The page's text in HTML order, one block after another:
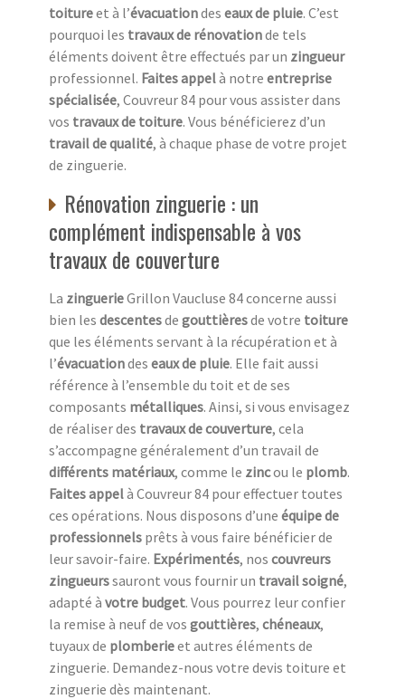
toitureet à l’évacuationdes eaux de pluie. C’est
pourquoi les travaux de rénovationde tels
éléments doivent être effectués par un zingueur
professionnel. Faites appelà notre entreprise
spécialisée, Couvreur 84 pour vous assister dans
vos travaux de toiture. Vous bénéficierez d’un
travail de qualité, à chaque phase de votre projet
de zinguerie.
Rénovation zinguerie : un
complément indispensable à vos
travaux de couverture
La zinguerieGrillon Vaucluse 84 concerne aussi
bien les descentesde gouttièresde votre toiture
que les éléments servant à la récupération et à
l’évacuationdes eaux de pluie. Elle fait aussi
référence à l’ensemble du toit et de ses
composants métalliques. Ainsi, si vous envisagez
de réaliser des travaux de couverture, cela
s’accompagne généralement d’un travail de
différents matériaux, comme le zincou le plomb.
Faites appelà Couvreur 84 pour effectuer toutes
ces opérations. Nous disposons d’une équipe de
professionnels prêts à vous faire bénéficier de
leur savoir-faire. Expérimentés, nos couvreurs
zingueurssauront vous fournir un travail soigné,
adapté à votre budget. Vous pourrez leur confier
la remise à neuf de vos gouttières, chéneaux,
tuyaux de plomberieet autres éléments de
zinguerie. Demandez-nous votre devis toiture et
zinguerie dès maintenant.